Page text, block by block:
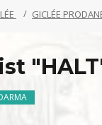
GICLÉE